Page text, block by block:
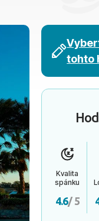
tohto
Kvalita
spánku
4.6/ 5